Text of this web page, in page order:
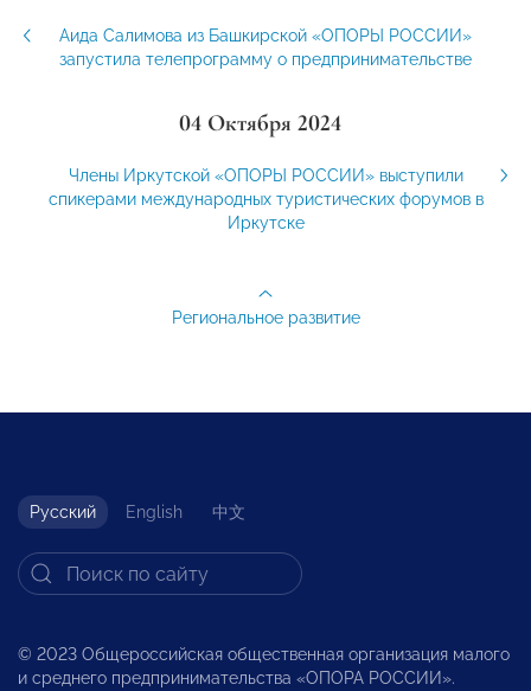
Аида Салимова из Башкирской «ОПОРЫ РОССИИ»
запустила телепрограмму о предпринимательстве
04 Октября 2024
Члены Иркутской «ОПОРЫ РОССИИ» выступили
спикерами международных туристических форумов в
Иркутске
Региональное развитие
Русский English 中文
© 2023 Общероссийская общественная организация малого
и среднего предпринимательства «ОПОРА РОССИИ».